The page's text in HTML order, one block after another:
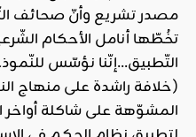
مصدر تشريع وأنّ صحائف
تخُطّها أنامل الأحكام
التّطبيق…إنّنا نؤسّس
(خلافة راشدة على منهاج
المشوّهة على شاكلة أواخر